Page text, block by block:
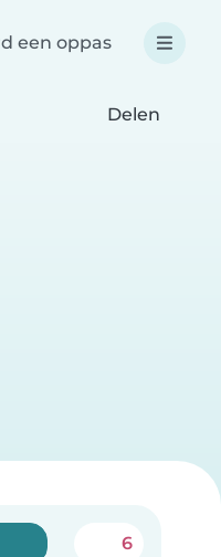
een oppas
Delen
6